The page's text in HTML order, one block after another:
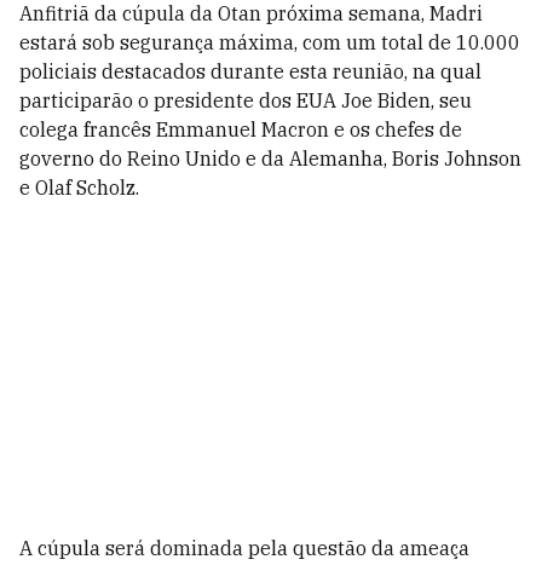
Anfitriã da cúpula da Otan próxima semana, Madri
estará sob segurança máxima, com um total de 10.000
policiais destacados durante esta reunião, na qual
participarão o presidente dos EUA Joe Biden, seu
colega francês Emmanuel Macron e os chefes de
governo do Reino Unido e da Alemanha, Boris Johnson
e Olaf Scholz.
A cúpula será dominada pela questão da ameaça